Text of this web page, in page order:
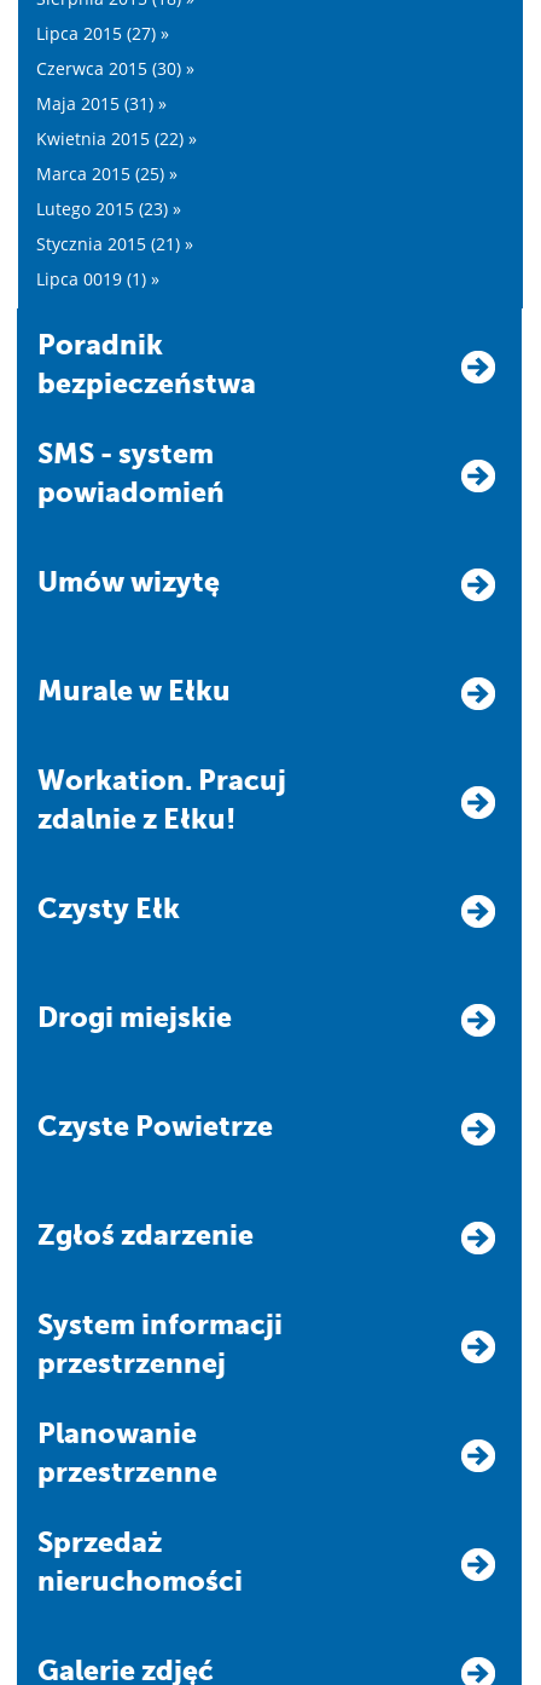
Lipca 2015 (27) »
Czerwca 2015 (30) »
Maja 2015 (31) »
Kwietnia 2015 (22) »
Marca 2015 (25) »
Lutego 2015 (23) »
Stycznia 2015 (21) »
Lipca 0019 (1) »
Poradnik
bezpieczeństwa
SMS - system
powiadomień
Umów wizytę
Murale w Ełku
Workation. Pracuj
zdalnie z Ełku!
Czysty Ełk
Drogi miejskie
Czyste Powietrze
Zgłoś zdarzenie
system informacji
przestrzennej
Planowanie
przestrzenne
Sprzedaż
nieruchomości
Galerie zdjęć